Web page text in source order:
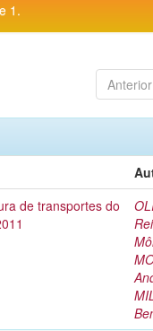
1.
Anterior
de transportes do